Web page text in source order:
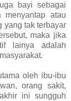
bayi sebagai
menyantap atau
yang tak terbayar
maka jika
lainya adalah
oleh ibu-ibu
orang sakit,
ini sungguh